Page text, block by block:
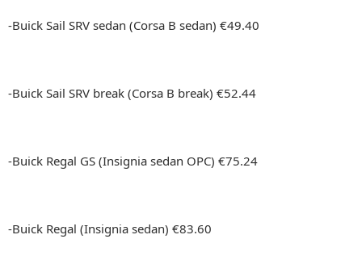
-Buick Sail SRV sedan (Corsa B sedan) €49.40
-Buick Sail SRV break (Corsa B break) €52.44
-Buick Regal GS (Insignia sedan OPC) €75.24
-Buick Regal (Insignia sedan) €83.60